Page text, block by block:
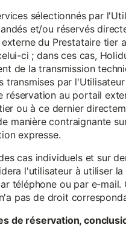
sélectionnés par
et/ou réservés
du Prestataire tier
ci ; dans ces cas,
de la transmission
transmises par
réservation au portail
ou à ce dernier
manière contraignante
expresse.
cas individuels et sur
l'utilisateur à utiliser
téléphone ou par e-mail.
pas de droit
de réservation,